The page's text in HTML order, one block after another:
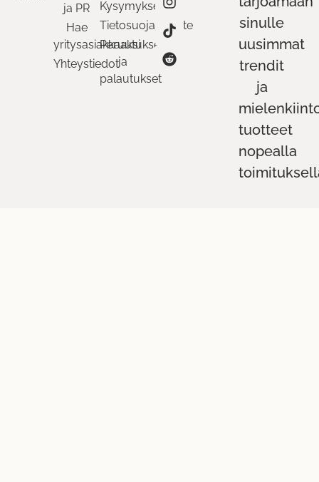
ja PR
Hae
yritysasiakkaaksi
Yhteystiedot
Kysymykset
Tietosuojaseloste
Peruutukset
ja
palautukset
sinulle
uusimmat
trendit
ja
tuotteet
nopealla